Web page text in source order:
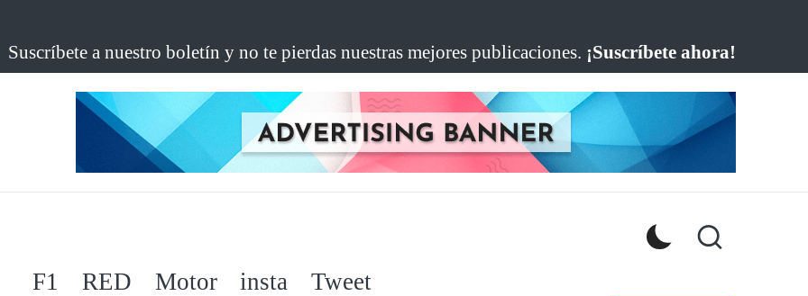
Suscríbete a nuestro boletín y no te pierdas nuestras mejores publicaciones. ¡Suscríbete ahora!
F1 RED Motor insta Tweet